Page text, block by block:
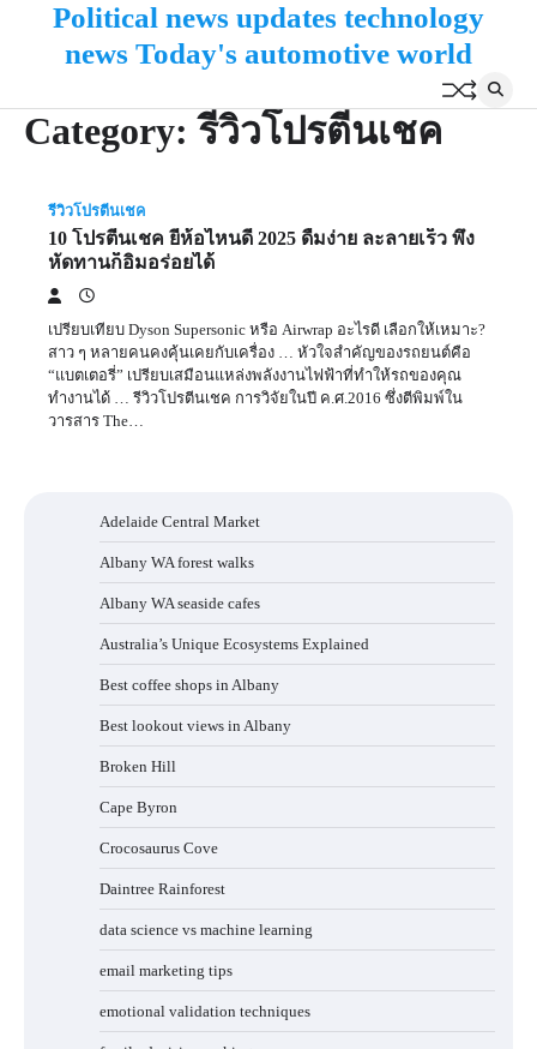
Political news updates technology
news Today's automotive world
Category:รีวิวโปรตีนเชค
รีวิวโปรตีนเชค
10 โปรตีนเชค ยี่ห้อไหนดี 2025 ดื่มง่าย ละลายเร็ว พึ่ง
หัดทานก็อิ่มอร่อยได้
เปรียบเทียบ Dyson Supersonic หรือ Airwrap อะไรดี เลือกให้เหมาะ?
สาว ๆ หลายคนคงคุ้นเคยกับเครื่อง … หัวใจสำคัญของรถยนต์คือ
“แบตเตอรี่” เปรียบเสมือนแหล่งพลังงานไฟฟ้าที่ทำให้รถของคุณ
ทำงานได้ … รีวิวโปรตีนเชค การวิจัยในปี ค.ศ.2016 ซึ่งตีพิมพ์ใน
วารสาร The…
Adelaide Central Market
Albany WA forest walks
Albany WA seaside cafes
Australia’s Unique Ecosystems Explained
Best coffee shops in Albany
Best lookout views in Albany
Broken Hill
Cape Byron
Crocosaurus Cove
Daintree Rainforest
data science vs machine learning
email marketing tips
emotional validation techniques